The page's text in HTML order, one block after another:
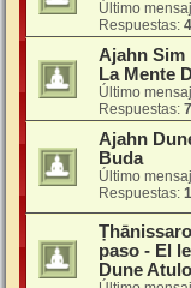
Último
Respuestas: 4
Ajahn Sim
La Mente
Último
Respuestas: 7
Ajahn
Buda
Último
Respuestas:
paso - El
Dune